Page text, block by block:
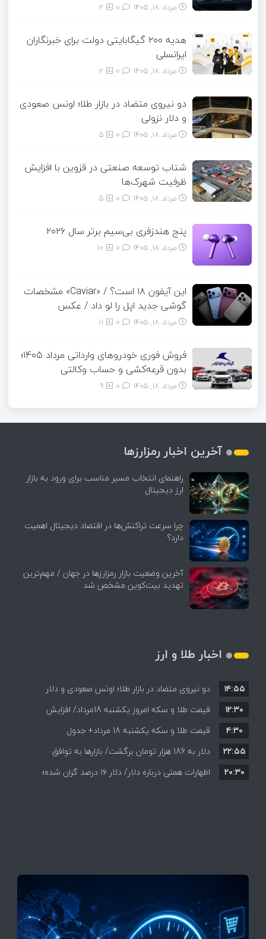
مرداد ۱۸, ۱۴۰۵ 2
هدیه ۲۰۰ گیگابایتی دولت برای خبرنگاران
ایرانسلی
مرداد ۱۸, ۱۴۰۵ 2
دو نیروی متضاد در بازار طلا؛ اونس صعودی
و دلار نزولی
مرداد ۱۸, ۱۴۰۵ 5
شتاب توسعه صنعتی در قزوین با افزایش
ظرفیت شهرک‌ها
مرداد ۱۸, ۱۴۰۵ 5
پنج هندزفری بی‌سیم برتر سال ۲۰۲۶
مرداد ۱۸, ۱۴۰۵ 10
این آیفون ۱۸ است؟ / «Caviar» مشخصات
گوشی جدید اپل را لو داد / عکس
مرداد ۱۸, ۱۴۰۵ 11
فروش فوری خودروهای وارداتی مرداد ۱۴۰۵؛
بدون قرعه‌کشی و حساب وکالتی
مرداد ۱۸, ۱۴۰۵ 9
آخرین اخبار رمزارزها
راهنمای انتخاب مسیر مناسب برای ورود به بازار
ارز دیجیتال
چرا سرعت تراکنش‌ها در اقتصاد دیجیتال اهمیت
دارد؟
آخرین وضعیت بازار رمزارزها در جهان / مهم‌ترین
تهدید بیت‌کوین مشخص شد
اخبار طلا و ارز
دو نیروی متضاد در بازار طلا؛ اونس صعودی و دلار
نزولی
۱۴:۵۵
قیمت طلا و سکه امروز یکشنبه 18مرداد/ افزایش
قیمت ها + جدول و جزئیات
۱۲:۳۰
قیمت طلا و سکه یکشنبه 18 مرداد+ جدول
۴:۳۰
دلار به 186 هزار تومان برگشت/ بازارها به توافق
احتمالی هرمز چه واکنشی نشان دادند؟
۲۲:۵۵
اظهارات همتی درباره دلار/ دلار ۱۶ درصد گران شده؛
۲۰:۳۰